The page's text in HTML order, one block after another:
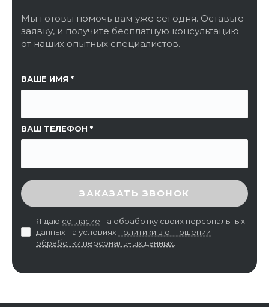
Мы готовы помочь вам уже сегодня. Оставьте
заявку, и получите бесплатную консультацию
от наших опытных специалистов.
ВАШЕ ИМЯ
ВАШ ТЕЛЕФОН
ССЫЛКА НА СТРАНИЦУ
ВВЕДИТЕ ПРОВЕРОЧНЫЙ КОД
ЗАКАЗАТЬ ЗВОНОК
Я даю согласие на обработку своих персональных
данных на условиях политики в отношении
обработки персональных данных